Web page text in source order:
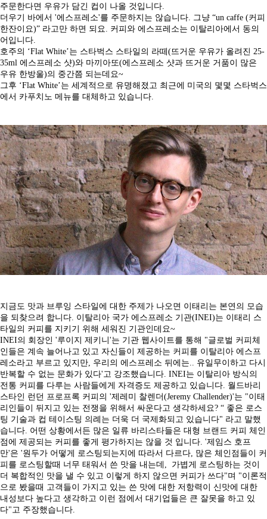
주문한다면 우유가 담긴 컵이 나올 것입니다.
더우기 바에서 '에스프레소'를 주문하지는 않습니다. 그냥 “un caffe (커피
한잔이요)” 라고만 하면 되요. 커피와 에스프레소는 이탈리아에서 동의
어입니다.
호주의 ‘Flat White’는 스타벅스 스타일의 라떼(뜨거운 우유가 올려진 25-
35ml 에스프레소 샷)와 마끼아또(에스프레소 샷과 뜨거운 거품이 많은
우유 한방울)의 중간쯤 되는데요~
그후 ‘Flat White’는 세계적으로 유명해졌고 최근에 미국의 몇몇 스타벅스
에서 카푸치노 메뉴를 대체하고 있습니다.
지금도 맛과 브루잉 스타일에 대한 주제가 나오면 이태리는 본연의 모습
을 되찾으려 합니다. 이탈리아 국가 에스프레소 기관(INEI)는 이태리 스
타일의 커피를 지키기 위해 세워진 기관인데요~
INEI의 회장인 '루이지 제키니'는 기관 웹사이트를 통해 "글로벌 커피체
인들은 계속 늘어나고 있고 자신들이 제공하는 커피를 이탈리아 에스프
레소라고 부르고 있지만, 우리의 에스프레소 뒤에는.. 유일무이하고 다시
반복할 수 없는 문화가 있다'고 강조했습니다. INEI는 이탈리아 방식의
전통 커피를 다루는 사람들에게 자격증도 제공하고 있습니다. 월드바리
스타인 런던 프로프록 커피의 '제레미 찰렌더(Jeremy Challender)'는 "이태
리인들이 뒤지고 있는 전쟁을 위해서 싸운다고 생각하세요? “ 좋은 로스
팅 기술과 컵 테이스팅 의례는 더욱 더 국제화되고 있습니다" 라고 말했
습니다. 어떤 상황에서든 많은 일류 바리스타들은 대형 브랜드 커피 체인
점에 제공되는 커피를 좋게 평가하지는 않을 것 입니다. '제임스 호프
만'은 '원두가 어떻게 로스팅되는지에 따라서 다르다, 많은 체인점들이 커
피를 로스팅할때 너무 태워서 쓴 맛을 내는데, 가볍게 로스팅하는 것이
더 복합적인 맛을 낼 수 있고 이렇게 하지 않으면 커피가 쓰다"며 "이론적
으로 봤을때 고객들이 가지고 있는 쓴 맛에 대한 저항력이 신맛에 대한
내성보다 높다고 생각하고 이런 점에서 대기업들은 큰 잘못을 하고 있
다"고 주장했습니다.